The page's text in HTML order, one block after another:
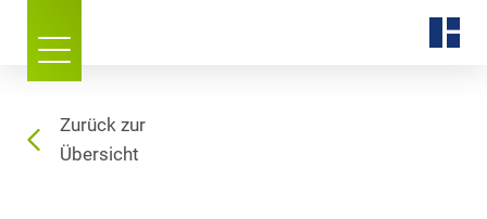
Zurück zur
Übersicht